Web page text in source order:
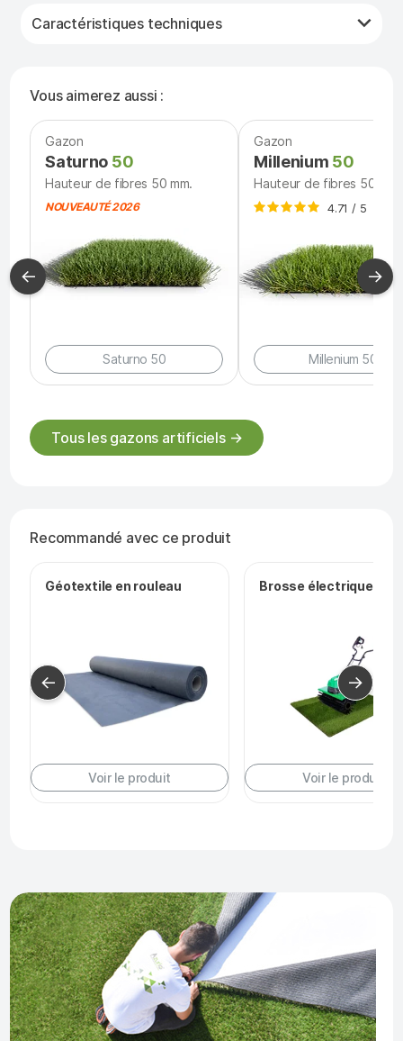
Caractéristiques techniques
Vous aimerez aussi :
Gazon
Saturno 50
Hauteur de fibres 50 mm.
NOUVEAUTÉ 2026
Saturno 50
Gazon
Millenium 50
Hauteur de fibres 50 mm.
4.71 / 5
Millenium 50
← →
Tous les gazons artificiels →
Recommandé avec ce produit
Géotextile en rouleau
Voir le produit
Brosse électrique
Voir le produit
← →